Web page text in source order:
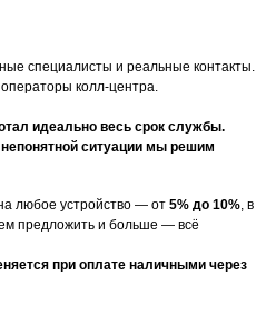
специалисты и реальные контакты.
колл-центра.
идеально весь срок службы.
ситуации мы решим
любое устройство — от 5% до 10%, в
предложить и больше — всё
при оплате наличными через